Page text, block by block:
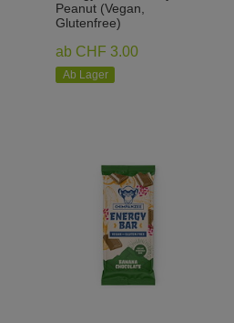
Peanut (Vegan,
Glutenfree)
ab CHF 3.00
Ab Lager